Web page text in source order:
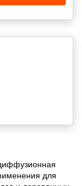
для